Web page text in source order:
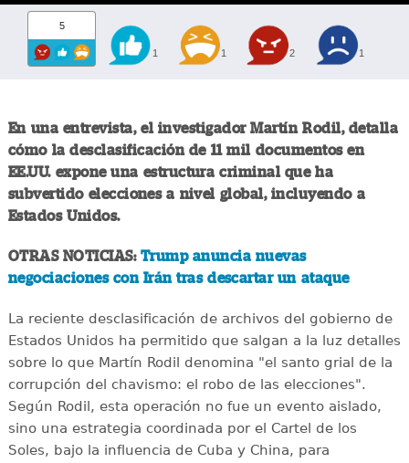
5
1 1 2 1
En una entrevista, el investigador Martín Rodil, detalla
cómo la desclasificación de 11 mil documentos en
EE.UU. expone una estructura criminal que ha
subvertido elecciones a nivel global, incluyendo a
Estados Unidos.
OTRAS NOTICIAS: Trump anuncia nuevas
negociaciones con Irán tras descartar un ataque
La reciente desclasificación de archivos del gobierno de
Estados Unidos ha permitido que salgan a la luz detalles
sobre lo que Martín Rodil denomina "el santo grial de la
corrupción del chavismo: el robo de las elecciones".
Según Rodil, esta operación no fue un evento aislado,
sino una estrategia coordinada por el Cartel de los
Soles, bajo la influencia de Cuba y China, para